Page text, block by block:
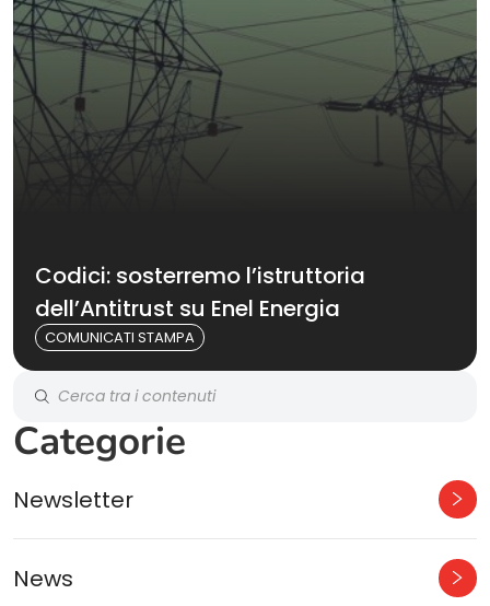
Codici: sosterremo l’istruttoria
dell’Antitrust su Enel Energia
COMUNICATI STAMPA
Categorie
Newsletter
News